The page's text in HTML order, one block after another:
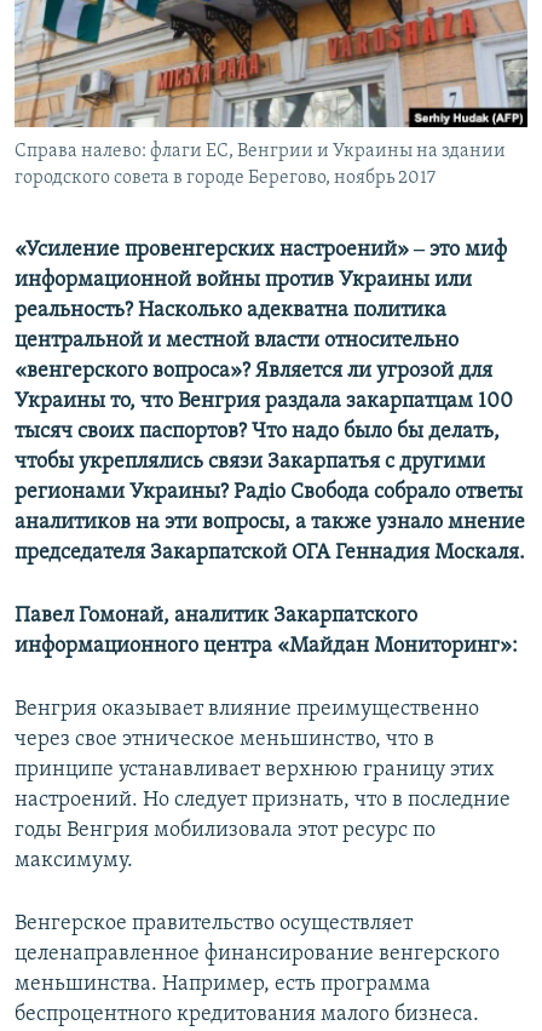
ПОБЕДИТЕЛЕЙ НЕ СУДЯТ?
КРЫМ.НЕПОКОРЕННЫЙ
ELIFBE
УКРАИНСКАЯ ПРОБЛЕМА КРЫМА
ПРИСОЕДИНЯЙТЕСЬ!
Все сайты RFE/RL
Справа налево: флаги ЕС, Венгрии и Украины на здании
городского совета в городе Берегово, ноябрь 2017
«Усиление провенгерских настроений» ‒ это миф
информационной войны против Украины или
реальность? Насколько адекватна политика
центральной и местной власти относительно
«венгерского вопроса»? Является ли угрозой для
Украины то, что Венгрия раздала закарпатцам 100
тысяч своих паспортов? Что надо было бы делать,
чтобы укреплялись связи Закарпатья с другими
регионами Украины? Радіо Свобода собрало ответы
аналитиков на эти вопросы, а также узнало мнение
председателя Закарпатской ОГА Геннадия Москаля.
Павел Гомонай, аналитик Закарпатского
информационного центра «Майдан Мониторинг»:
​Венгрия оказывает влияние преимущественно
через свое этническое меньшинство, что в
принципе устанавливает верхнюю границу этих
настроений. Но следует признать, что в последние
годы Венгрия мобилизовала этот ресурс по
максимуму.
Венгерское правительство осуществляет
целенаправленное финансирование венгерского
меньшинства. Например, есть программа
беспроцентного кредитования малого бизнеса.